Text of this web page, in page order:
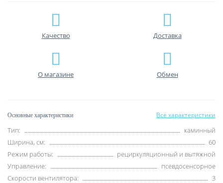
Качество Доставка
О магазине Обмен
Основные характеристики Все характеристики
Тип:
каминный
Ширина, см:
60
Режим работы:
рециркуляционный и вытяжной
Управление:
псевдосенсорное
Скорости вентилятора:
3